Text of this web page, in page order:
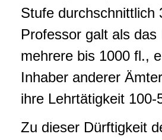
Stufe durchschnittlich
Professor galt als
mehrere bis 1000 fl.,
Inhaber anderer
ihre Lehrtätigkeit
Zu dieser Dürftigkeit